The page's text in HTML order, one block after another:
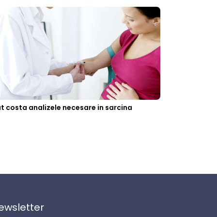
costa analizele necesare in sarcina